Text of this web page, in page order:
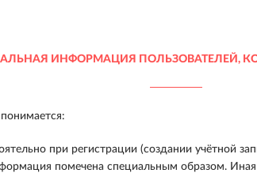
ИНФОРМАЦИЯ ПОЛЬЗОВАТЕЛЕЙ,
при регистрации (создании учётной
помечена специальным образом.